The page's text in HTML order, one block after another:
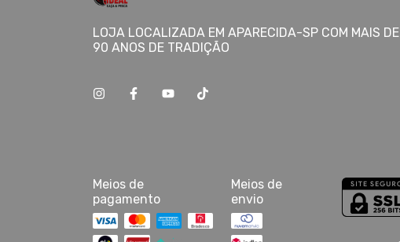
LOJA LOCALIZADA EM APARECIDA-SP COM MAIS DE
90 ANOS DE TRADIÇÃO
Meios de
pagamento
Meios de
envio